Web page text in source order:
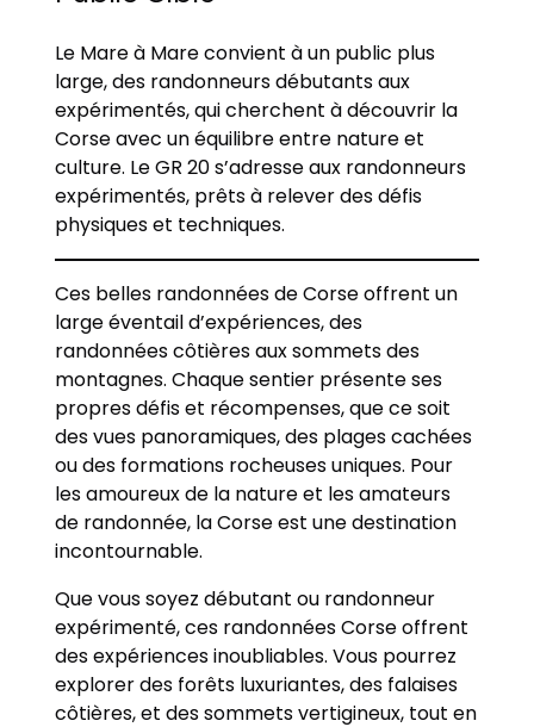
Le Mare à Mare convient à un public plus
large, des randonneurs débutants aux
expérimentés, qui cherchent à découvrir la
Corse avec un équilibre entre nature et
culture. Le GR 20 s’adresse aux randonneurs
expérimentés, prêts à relever des défis
physiques et techniques.
Ces belles randonnées de Corse offrent un
large éventail d’expériences, des
randonnées côtières aux sommets des
montagnes. Chaque sentier présente ses
propres défis et récompenses, que ce soit
des vues panoramiques, des plages cachées
ou des formations rocheuses uniques. Pour
les amoureux de la nature et les amateurs
de randonnée, la Corse est une destination
incontournable.
Que vous soyez débutant ou randonneur
expérimenté, ces randonnées Corse offrent
des expériences inoubliables. Vous pourrez
explorer des forêts luxuriantes, des falaises
côtières, et des sommets vertigineux, tout en